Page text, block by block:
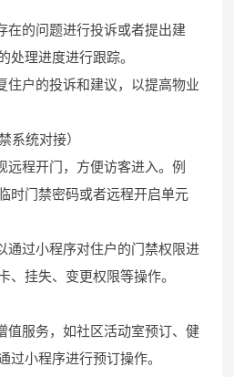
在的问题进行投诉或者提出建
处理进度进行跟踪。
住户的投诉和建议，以提高物业
系统对接）
远程开门，方便访客进入。例
时门禁密码或者远程开启单元
通过小程序对住户的门禁权限进
、挂失、变更权限等操作。
值服务，如社区活动室预订、健
过小程序进行预订操作。